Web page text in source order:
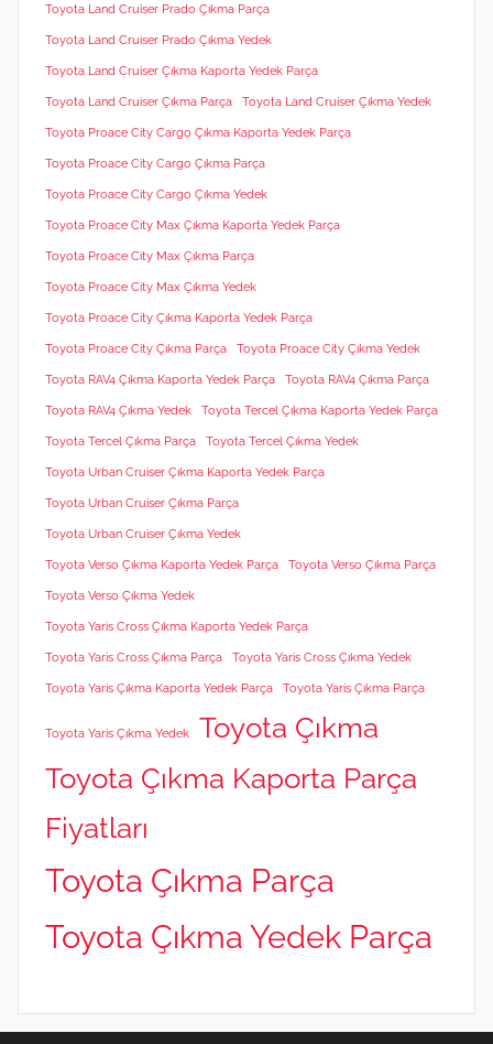
Toyota Land Cruiser Prado Çıkma Parça
Toyota Land Cruiser Prado Çıkma Yedek
Toyota Land Cruiser Çıkma Kaporta Yedek Parça
Toyota Land Cruiser Çıkma Parça Toyota Land Cruiser Çıkma Yedek
Toyota Proace City Cargo Çıkma Kaporta Yedek Parça
Toyota Proace City Cargo Çıkma Parça
Toyota Proace City Cargo Çıkma Yedek
Toyota Proace City Max Çıkma Kaporta Yedek Parça
Toyota Proace City Max Çıkma Parça
Toyota Proace City Max Çıkma Yedek
Toyota Proace City Çıkma Kaporta Yedek Parça
Toyota Proace City Çıkma Parça Toyota Proace City Çıkma Yedek
Toyota RAV4 Çıkma Kaporta Yedek Parça Toyota RAV4 Çıkma Parça
Toyota RAV4 Çıkma Yedek Toyota Tercel Çıkma Kaporta Yedek Parça
Toyota Tercel Çıkma Parça Toyota Tercel Çıkma Yedek
Toyota Urban Cruiser Çıkma Kaporta Yedek Parça
Toyota Urban Cruiser Çıkma Parça
Toyota Urban Cruiser Çıkma Yedek
Toyota Verso Çıkma Kaporta Yedek Parça Toyota Verso Çıkma Parça
Toyota Verso Çıkma Yedek
Toyota Yaris Cross Çıkma Kaporta Yedek Parça
Toyota Yaris Cross Çıkma Parça Toyota Yaris Cross Çıkma Yedek
Toyota Yaris Çıkma Kaporta Yedek Parça Toyota Yaris Çıkma Parça
Toyota Yaris Çıkma Yedek
Toyota Çıkma
Toyota Çıkma Kaporta Parça
Fiyatları
Toyota Çıkma Parça
Toyota Çıkma Yedek Parça